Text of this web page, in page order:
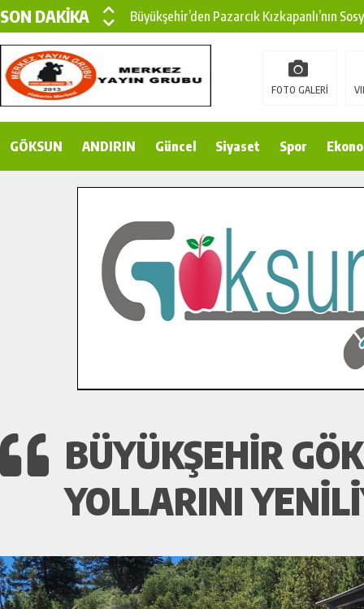
SON DAKİKA
Büyükşehir’den Pazarcık Kızkapanlı’nın
Büyükşehir’den Pazarcık Kırsalına Modern
Çin’den KSÜ’ye Uluslararası Başarı:
Gençler Pusula Maraş Kampında Yeni
İlçe Jandarma Komutanı Karakaya’dan
Bertiz’in Yeni Köprüsünde Sona Doğru.
FOTO GALERİ
GÖKSUN ANDIRIN Güncel Siyaset Spor
BÜYÜKŞEHIR
YOLLARINI